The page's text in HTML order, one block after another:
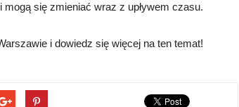
się zmieniać wraz z upływem czasu.
i dowiedz się więcej na ten temat!